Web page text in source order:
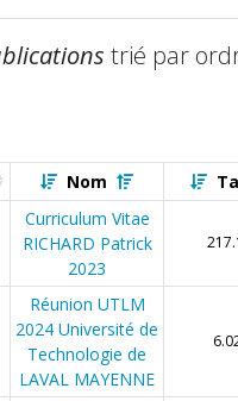
trié par
Nom
Curriculum Vitae
RICHARD Patrick
2023
Réunion UTLM
2024 Université de
Technologie de
LAVAL MAYENNE